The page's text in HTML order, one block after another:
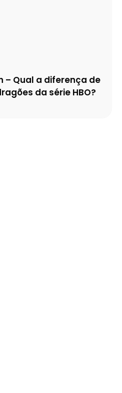
– Qual a diferença de
da série HBO?